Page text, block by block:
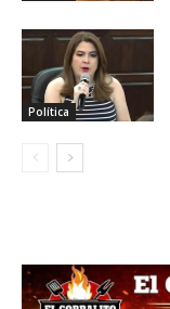
Política